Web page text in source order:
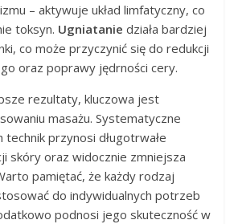
– aktywuje układ limfatyczny, co
toksyn. Ugniatanie działa bardziej
co może przyczynić się do redukcji
oraz poprawy jędrności cery.
rezultaty, kluczowa jest
masażu. Systematyczne
przynosi długotrwałe
skóry oraz widocznie zmniejsza
pamiętać, że każdy rodzaj
do indywidualnych potrzeb
podnosi jego skuteczność w